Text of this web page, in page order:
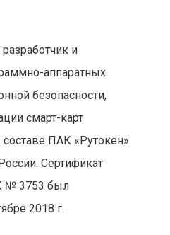
и
аппаратных
безопасности,
смарт-карт
ПАК «Рутокен»
Сертификат
№ 3753 был
2018 г.